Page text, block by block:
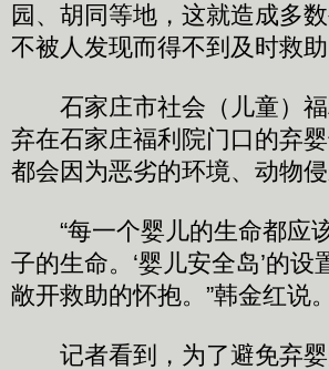
园、胡同等地，这就造成多
不被人发现而得不到及时救
石家庄市社会（儿童）福
弃在石家庄福利院门口的弃
都会因为恶劣的环境、动物
“每一个婴儿的生命都应
子的生命。‘婴儿安全岛’的
敞开救助的怀抱。”韩金红说。
记者看到，为了避免弃婴